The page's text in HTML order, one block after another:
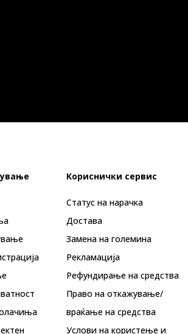
Кориснички сервис
Статус на нарачка
Достава
Замена на големина
Рекламациja
Рефундирање на средства
Право на откажување/
враќање на средства
Услови на користење и